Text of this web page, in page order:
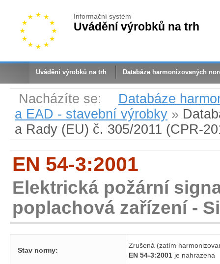
Informační systém
Uvádění výrobků na trh
Uvádění výrobků na trh Databáze harmonizovaných
Nacházíte se:
Databáze
a EAD - stavební výrobky »
a Rady (EU) č. 305/2011 (CPR-
EN 54-3:2001
Elektrická požární
poplachová zařízení -
Stav normy:
Zrušená (zatím
EN 54-3:2001 je